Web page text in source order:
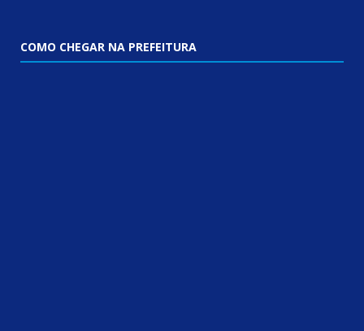
COMO CHEGAR NA PREFEITURA